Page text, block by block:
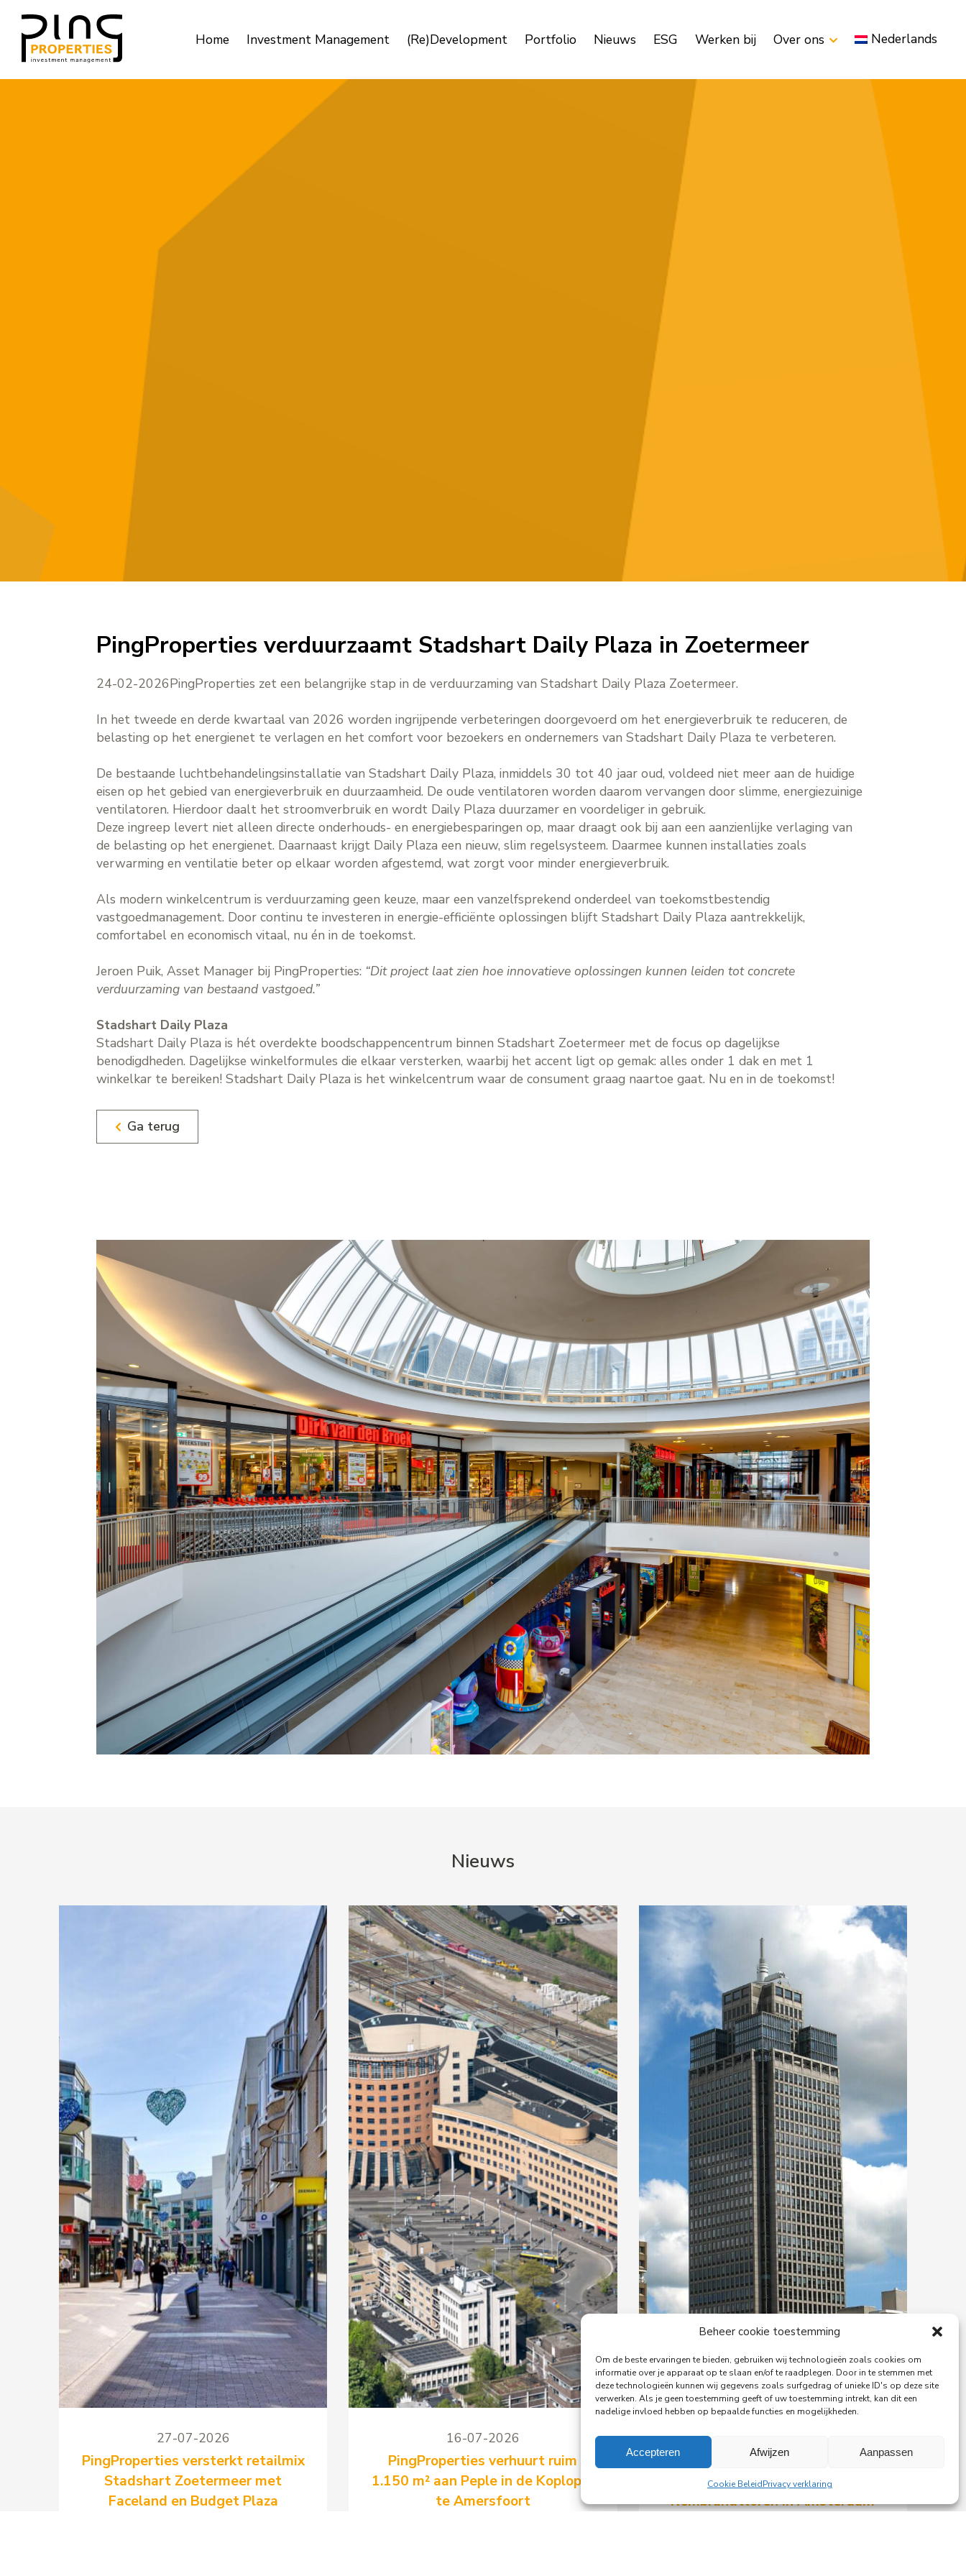
Beheer cookie toestemming
Om de beste ervaringen te bieden, gebruiken wij technologieën zoals cookies om
informatie over je apparaat op te slaan en/of te raadplegen. Door in te stemmen met
deze technologieën kunnen wij gegevens zoals surfgedrag of unieke ID's op deze site
verwerken. Als je geen toestemming geeft of uw toestemming intrekt, kan dit een
nadelige invloed hebben op bepaalde functies en mogelijkheden.
Accepteren Afwijzen Aanpassen
Cookie BeleidPrivacy verklaring
Home Investment Management (Re)Development Portfolio Nieuws ESG Werken bij Over ons Nederlands
PingProperties verduurzaamt Stadshart Daily Plaza in Zoetermeer
24-02-2026PingProperties zet een belangrijke stap in de verduurzaming van Stadshart Daily Plaza Zoetermeer.
In het tweede en derde kwartaal van 2026 worden ingrijpende verbeteringen doorgevoerd om het energieverbruik te reduceren, de
belasting op het energienet te verlagen en het comfort voor bezoekers en ondernemers van Stadshart Daily Plaza te verbeteren.
De bestaande luchtbehandelingsinstallatie van Stadshart Daily Plaza, inmiddels 30 tot 40 jaar oud, voldeed niet meer aan de huidige
eisen op het gebied van energieverbruik en duurzaamheid. De oude ventilatoren worden daarom vervangen door slimme, energiezuinige
ventilatoren. Hierdoor daalt het stroomverbruik en wordt Daily Plaza duurzamer en voordeliger in gebruik.
Deze ingreep levert niet alleen directe onderhouds- en energiebesparingen op, maar draagt ook bij aan een aanzienlijke verlaging van
de belasting op het energienet. Daarnaast krijgt Daily Plaza een nieuw, slim regelsysteem. Daarmee kunnen installaties zoals
verwarming en ventilatie beter op elkaar worden afgestemd, wat zorgt voor minder energieverbruik.
Als modern winkelcentrum is verduurzaming geen keuze, maar een vanzelfsprekend onderdeel van toekomstbestendig
vastgoedmanagement. Door continu te investeren in energie-efficiënte oplossingen blijft Stadshart Daily Plaza aantrekkelijk,
comfortabel en economisch vitaal, nu én in de toekomst.
Jeroen Puik, Asset Manager bij PingProperties: “Dit project laat zien hoe innovatieve oplossingen kunnen leiden tot concrete
verduurzaming van bestaand vastgoed.”
Stadshart Daily Plaza
Stadshart Daily Plaza is hét overdekte boodschappencentrum binnen Stadshart Zoetermeer met de focus op dagelijkse
benodigdheden. Dagelijkse winkelformules die elkaar versterken, waarbij het accent ligt op gemak: alles onder 1 dak en met 1
winkelkar te bereiken! Stadshart Daily Plaza is het winkelcentrum waar de consument graag naartoe gaat. Nu en in de toekomst!
Ga terug
Nieuws
27-07-2026
PingProperties versterkt retailmix
Stadshart Zoetermeer met
Faceland en Budget Plaza
16-07-2026
PingProperties verhuurt ruim
1.150 m² aan Peple in de Koploper
te Amersfoort
PingProperties verhuist haar
hoofdkantoor naar de
Rembrandttoren in Amsterdam